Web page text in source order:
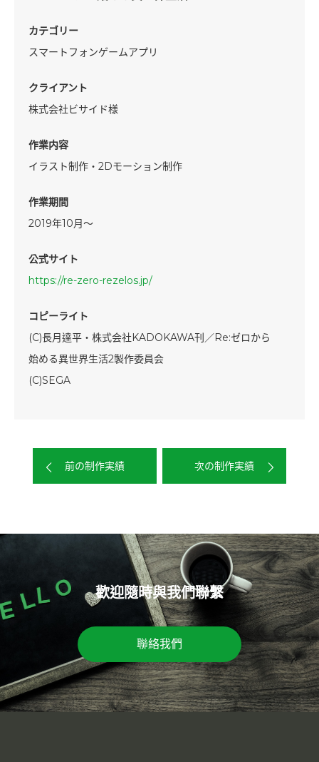
カテゴリー
スマートフォンゲームアプリ
クライアント
株式会社ビサイド様
作業内容
イラスト制作・2Dモーション制作
作業期間
2019年10月～
公式サイト
https://re-zero-rezelos.jp/
コピーライト
(C)長月達平・株式会社KADOKAWA刊／Re:ゼロから
始める異世界生活2製作委員会
(C)SEGA
前の制作実績 次の制作実績
歡迎隨時與我們聯繫
聯絡我們